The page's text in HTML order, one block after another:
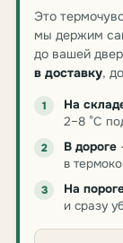
Это
мы держим
до вашей
в доставку,
1 На
2–8 °C
2 В дороге
в
3 На
и сразу